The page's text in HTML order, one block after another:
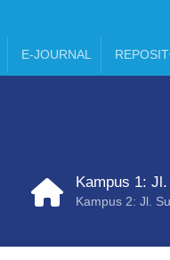
E-JOURNAL
Kampus 1:
Kampus 2: Jl.